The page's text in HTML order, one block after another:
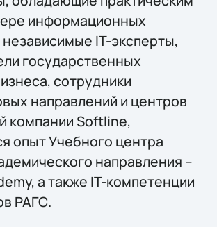
информационных
IT-эксперты,
государственных
сотрудники
направлений и центров
компании Softline,
опыт Учебного центра
направления –
а также IT-компетенции
РАГС.